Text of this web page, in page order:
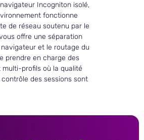
Incogniton isolé,
fonctionne
de réseau soutenu par le
offre une séparation
et le routage du
prendre en charge des
profils où la qualité
des sessions sont